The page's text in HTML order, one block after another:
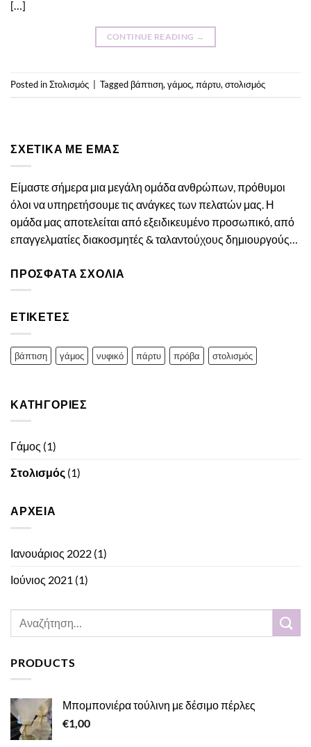
[…]
CONTINUE READING →
Posted inΣτολισμός Taggedβάπτιση,γάμος,πάρτυ,στολισμός
ΣΧΕΤΙΚΆ ΜΕ ΕΜΆΣ
Είμαστε σήμερα μια μεγάλη ομάδα ανθρώπων, πρόθυμοι
όλοι να υπηρετήσουμε τις ανάγκες των πελατών μας. Η
ομάδα μας αποτελείται από εξειδικευμένο προσωπικό, από
επαγγελματίες διακοσμητές & ταλαντούχους δημιουργούς
ΠΡΌΣΦΑΤΑ ΣΧΌΛΙΑ
ΕΤΙΚΈΤΕΣ
βάπτιση γάμος νυφικό πάρτυ πρόβα στολισμός
ΚΑΤΗΓΟΡΊΕΣ
Γάμος (1)
Στολισμός (1)
ΑΡΧΕΊΑ
Ιανουάριος 2022 (1)
Ιούνιος 2021 (1)
Αναζήτηση
PRODUCTS
Μπομπονιέρα τούλινη με δέσιμο πέρλες
€1,00